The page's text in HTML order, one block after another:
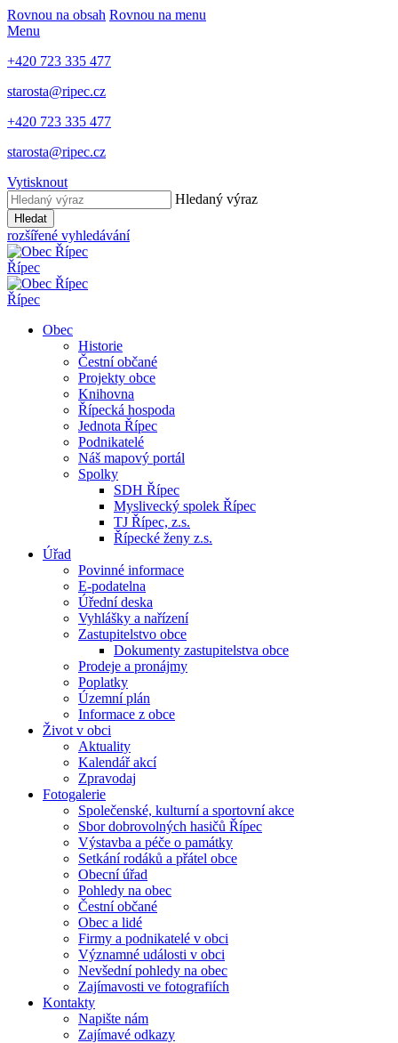
Rovnou na obsah Rovnou na menu
Menu
+420 723 335 477
starosta@ripec.cz
+420 723 335 477
starosta@ripec.cz
Vytisknout
Hledaný výraz
Hledat
rozšířené vyhledávání
Řípec
Řípec
Obec
Historie
Čestní občané
Projekty obce
Knihovna
Řípecká hospoda
Jednota Řípec
Podnikatelé
Náš mapový portál
Spolky
SDH Řípec
Myslivecký spolek Řípec
TJ Řípec, z.s.
Řípecké ženy z.s.
Úřad
Povinné informace
E-podatelna
Úřední deska
Vyhlášky a nařízení
Zastupitelstvo obce
Dokumenty zastupitelstva obce
Prodeje a pronájmy
Poplatky
Územní plán
Informace z obce
Život v obci
Aktuality
Kalendář akcí
Zpravodaj
Fotogalerie
Společenské, kulturní a sportovní akce
Sbor dobrovolných hasičů Řípec
Výstavba a péče o památky
Setkání rodáků a přátel obce
Obecní úřad
Pohledy na obec
Čestní občané
Obec a lidé
Firmy a podnikatelé v obci
Významné události v obci
Nevšední pohledy na obec
Zajímavosti ve fotografiích
Kontakty
Napište nám
Zajímavé odkazy